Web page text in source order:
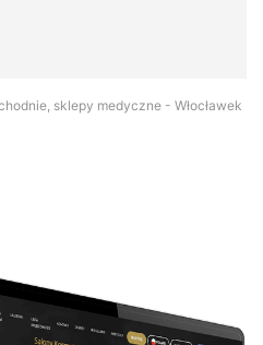
sklepy medyczne - Włocławek